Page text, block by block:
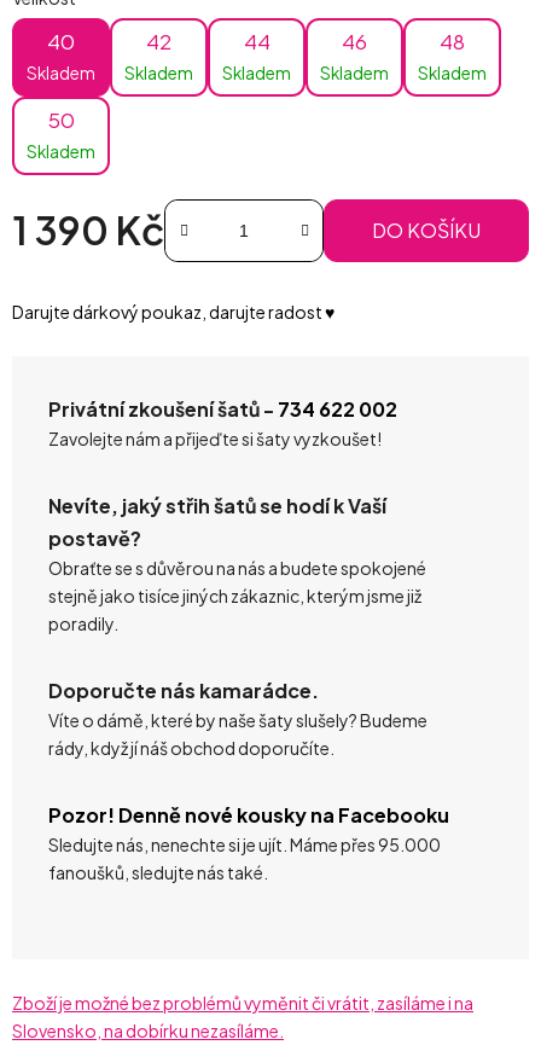
40
Skladem
42
Skladem
44
Skladem
46
Skladem
48
Skladem
50
Skladem
1 390 Kč DO KOŠÍKU
Darujte dárkový poukaz, darujte radost ♥️
Privátní zkoušení šatů - 734 622 002
Zavolejte nám a přijeďte si šaty vyzkoušet!
Nevíte, jaký střih šatů se hodí k Vaší
postavě?
Obraťte se s důvěrou na nás a budete spokojené
stejně jako tisíce jiných zákaznic, kterým jsme již
poradily.
Doporučte nás kamarádce.
Víte o dámě, které by naše šaty slušely? Budeme
rády, když jí náš obchod doporučíte.
Pozor! Denně nové kousky na Facebooku
Sledujte nás, nenechte si je ujít. Máme přes 95.000
fanoušků, sledujte nás také.
Zboží je možné bez problémů vyměnit či vrátit, zasíláme i na
Slovensko, na dobírku nezasíláme.